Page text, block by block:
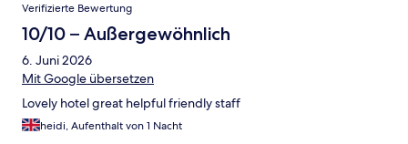
Verifizierte Bewertung
10/10 – Außergewöhnlich
6. Juni 2026
Mit Google übersetzen
Lovely hotel great helpful friendly staff
heidi, Aufenthalt von 1 Nacht